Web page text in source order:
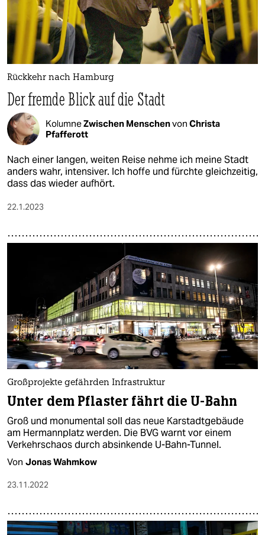
Rückkehr nach Hamburg
Der fremde Blick auf die Stadt
KolumneZwischen Menschenvon Christa
Pfafferott
Nach einer langen, weiten Reise nehme ich meine Stadt
anders wahr, intensiver. Ich hoffe und fürchte gleichzeitig,
dass das wieder aufhört.
22.1.2023
Großprojekte gefährden Infrastruktur
Unter dem Pflaster fährt die U-Bahn
Groß und monumental soll das neue Karstadtgebäude
am Hermannplatz werden. Die BVG warnt vor einem
Verkehrschaos durch absinkende U-Bahn-Tunnel.
Von Jonas Wahmkow
23.11.2022